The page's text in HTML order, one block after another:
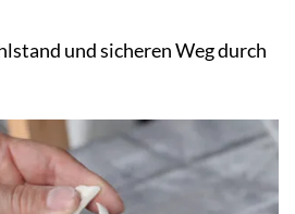
und sicheren Weg durch